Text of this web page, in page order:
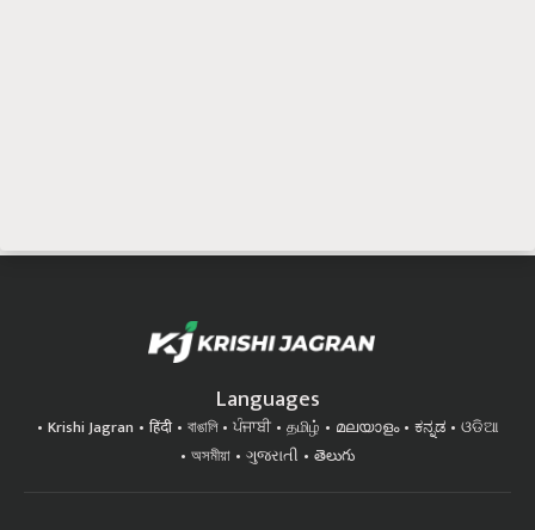
Languages
Krishi Jagran हिंदी বাঙালি ਪੰਜਾਬੀ தமிழ் മലയാളം ಕನ್ನಡ
ଓଡିଆ
অসমীয়া
ગુજરાતી తెలుగు